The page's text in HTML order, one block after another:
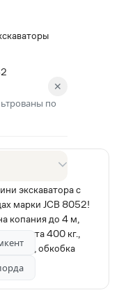
экскаватора с
марки JCB 8052!
копания до 4 м,
400 кг.,
обкобка
и паркингах и в
своем классе не
✕
по